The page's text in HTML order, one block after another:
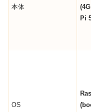
本体
Pi
OS